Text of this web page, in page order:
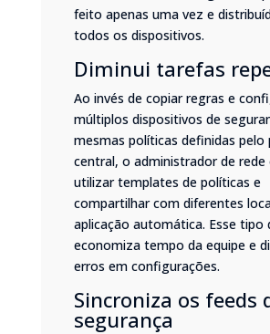
feito apenas uma vez e
todos os dispositivos.
Diminui tarefas
Ao invés de copiar regras e
múltiplos dispositivos de
mesmas políticas definidas pelo
central, o administrador de rede
utilizar templates de políticas e
compartilhar com diferentes
aplicação automática. Esse tipo
economiza tempo da equipe e
erros em configurações.
Sincroniza os feeds
segurança